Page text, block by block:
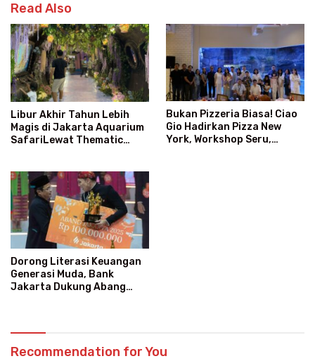
Read Also
Libur Akhir Tahun Lebih
Magis di Jakarta Aquarium
SafariLewat Thematic
Bukan Pizzeria Biasa! Ciao
Gio Hadirkan Pizza New
York, Workshop Seru,
Dorong Literasi Keuangan
Generasi Muda, Bank
Jakarta Dukung Abang
Recommendation for You